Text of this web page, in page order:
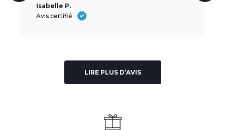
Isabelle P.
Avis certifié
LIRE PLUS D’AVIS